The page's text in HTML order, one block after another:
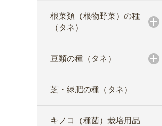
根菜類（根物野菜）の種
（タネ）
豆類の種（タネ）
芝・緑肥の種（タネ）
キノコ（種菌）栽培用品